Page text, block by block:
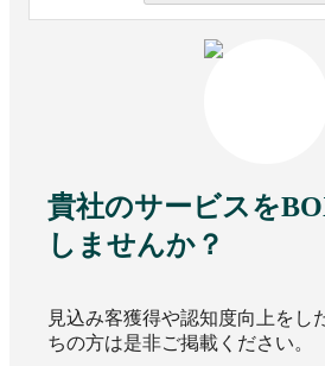
資料請求リストに追加 資料
Josys EMS
貴社のサービスを
しませんか？
見込み客獲得や認知度向上をし
ちの方は是非ご掲載ください。